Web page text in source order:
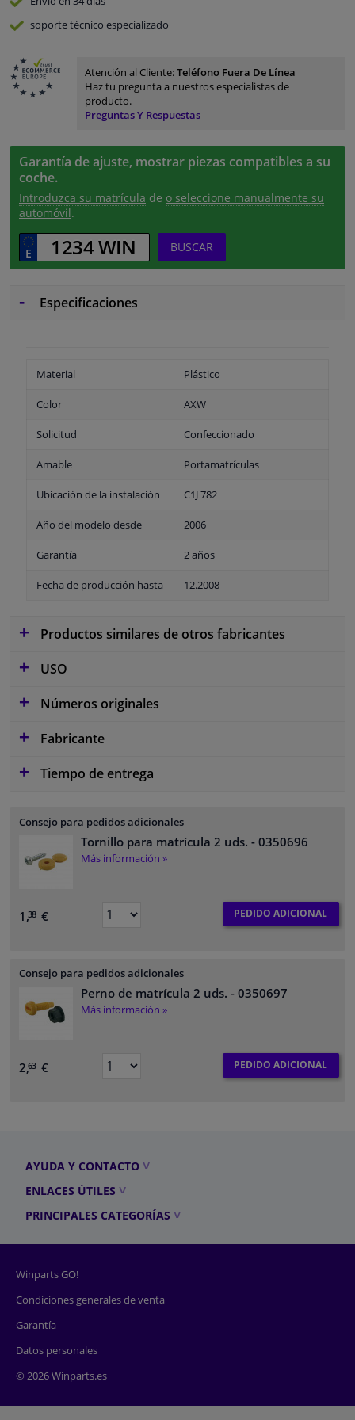
soporte técnico especializado
Atención al Cliente:Teléfono Fuera De Línea
Haz tu pregunta a nuestros especialistas de
producto.
Preguntas Y Respuestas
Garantía de ajuste, mostrar piezas compatibles a su
coche.
Introduzca su matrícula de o seleccione manualmente su
automóvil.
BUSCAR
Especificaciones
Material Plástico
Color AXW
Solicitud Confeccionado
Amable Portamatrículas
Ubicación de la instalación C1J 782
Año del modelo desde 2006
Garantía 2 años
Fecha de producción hasta 12.2008
Productos similares de otros fabricantes
USO
Números originales
Fabricante
Tiempo de entrega
Consejo para pedidos adicionales
Tornillo para matrícula 2 uds. - 0350696
Más información »
1,38 € PEDIDO ADICIONAL
Consejo para pedidos adicionales
Perno de matrícula 2 uds. - 0350697
Más información »
2,63 € PEDIDO ADICIONAL
AYUDA Y CONTACTO
ENLACES ÚTILES
PRINCIPALES CATEGORÍAS
Winparts GO!
Condiciones generales de venta
Garantía
Datos personales
© 2026 Winparts.es